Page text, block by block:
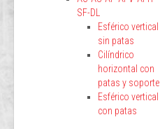
SF-DL
Esférico vertical
sin patas
Cilíndrico
horizontal con
patas y soporte
Esférico vertical
con patas